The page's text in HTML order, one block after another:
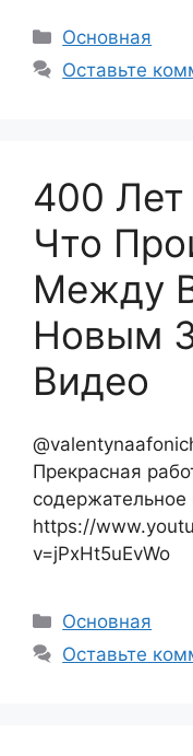
Рубрики
Основная
Оставьте
400
Что
Между
Новым
Видео
Прекрасная
содержательное
https://
v=jPxHt5uEvWo
Рубрики
Основная
Оставьте